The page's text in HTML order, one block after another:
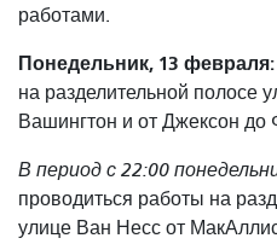
работами.
Понедельник, 13 февраля:
на разделительной полосе
Вашингтон и от Джексон до
В период с 22:00
проводиться работы на
улице Ван Несс от